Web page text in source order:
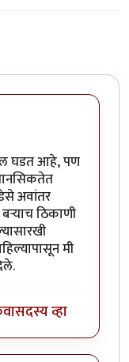
घडत आहे, पण
अवांतर
ठिकाणी
मी
सदस्य व्हा